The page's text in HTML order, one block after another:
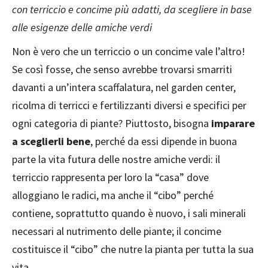
con terriccio e concime più adatti, da scegliere in base
alle esigenze delle amiche verdi
Non è vero che un terriccio o un concime vale l’altro!
Se così fosse, che senso avrebbe trovarsi smarriti
davanti a un’intera scaffalatura, nel garden center,
ricolma di terricci e fertilizzanti diversi e specifici per
ogni categoria di piante? Piuttosto, bisogna imparare
a sceglierli bene, perché da essi dipende in buona
parte la vita futura delle nostre amiche verdi: il
terriccio rappresenta per loro la “casa” dove
alloggiano le radici, ma anche il “cibo” perché
contiene, soprattutto quando è nuovo, i sali minerali
necessari al nutrimento delle piante; il concime
costituisce il “cibo” che nutre la pianta per tutta la sua